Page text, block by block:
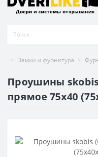
Двери и системы открывания
Замки и фурнитура
Проушины
прямое 75х40